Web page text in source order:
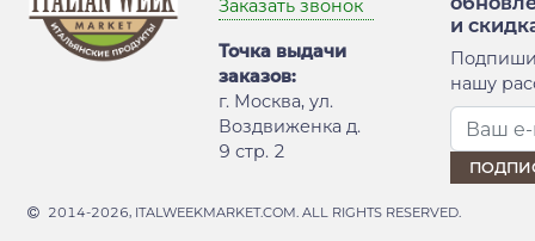
Заказать звонок
Точка выдачи
заказов:
г. Москва, ул.
Воздвиженка д.
9 стр. 2
и
нашу
2014-2026, ITALWEEKMARKET.COM. ALL RIGHTS RESERVED.